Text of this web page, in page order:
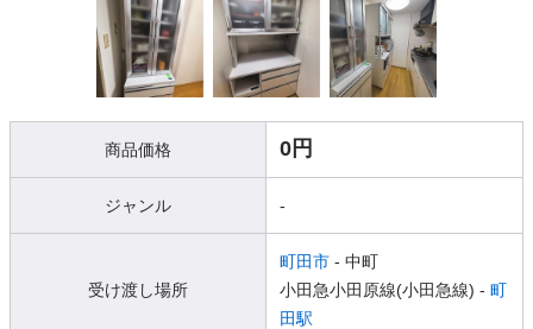
商品価格 0円
ジャンル -
受け渡し場所
町田市 - 中町
小田急小田原線(小田急線) - 町
田駅